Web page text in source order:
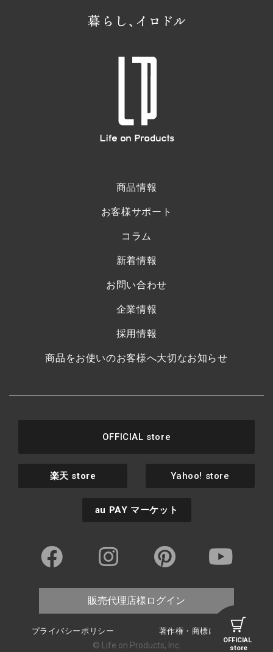
OFFICIAL
store
商品情報
お客様サポート
コラム
新着情報
お問い合わせ
企業情報
採用情報
商品をお使いのお客様へ大切なお知らせ
OFFICIAL store
楽天 store Yahoo! store
au PAY マーケット
販売代理店様ログイン
プライバシーポリシー 著作権・商標について
© Life on Products, Inc.